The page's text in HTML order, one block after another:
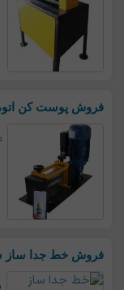
فروش پوست کن
فروش خط جدا ساز